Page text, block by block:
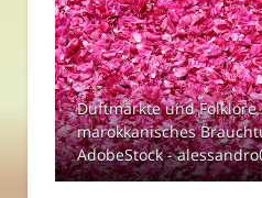
Duftmärkte und
marokkanisches
AdobeStock -